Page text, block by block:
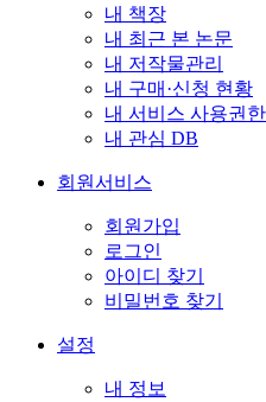
내 책장
내 최근 본 논문
내 저작물관리
내 구매·신청 현황
내 서비스 사용권한
내 관심 DB
회원서비스
회원가입
로그인
아이디 찾기
비밀번호 찾기
설정
내 정보